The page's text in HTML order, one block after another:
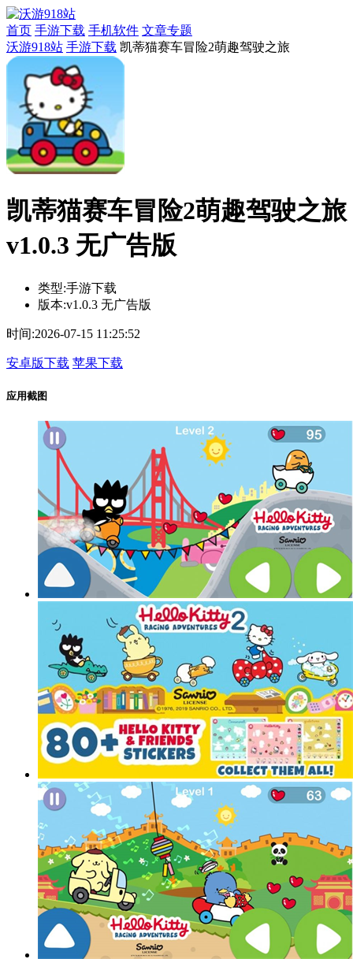
首页 手游下载 手机软件 文章专题
沃游918站 手游下载 凯蒂猫赛车冒险2萌趣驾驶之旅
凯蒂猫赛车冒险2萌趣驾驶之旅
v1.0.3 无广告版
类型:手游下载
版本:v1.0.3 无广告版
时间:2026-07-15 11:25:52
安卓版下载 苹果下载
应用截图